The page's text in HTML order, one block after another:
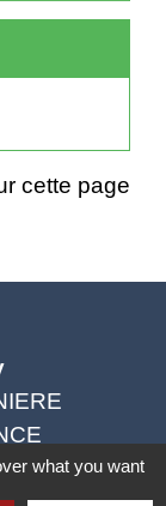
cette page
what you want